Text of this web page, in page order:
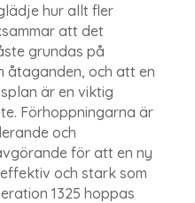
hur allt fler
att det
grundas på
åtaganden, och att en
är en viktig
Förhoppningarna är
och
för att en ny
och stark som
1325 hoppas